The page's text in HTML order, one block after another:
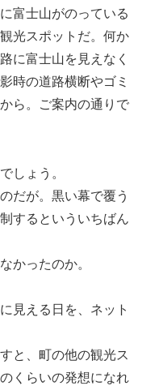
富士山がのっている
光スポットだ。何か
に富士山を見えなく
時の道路横断やゴミ
ら。ご案内の通りで
しょう。
だが。黒い幕で覆う
するといういちばん
かったのか。
見える日を、ネット
と、町の他の観光ス
くらいの発想になれ